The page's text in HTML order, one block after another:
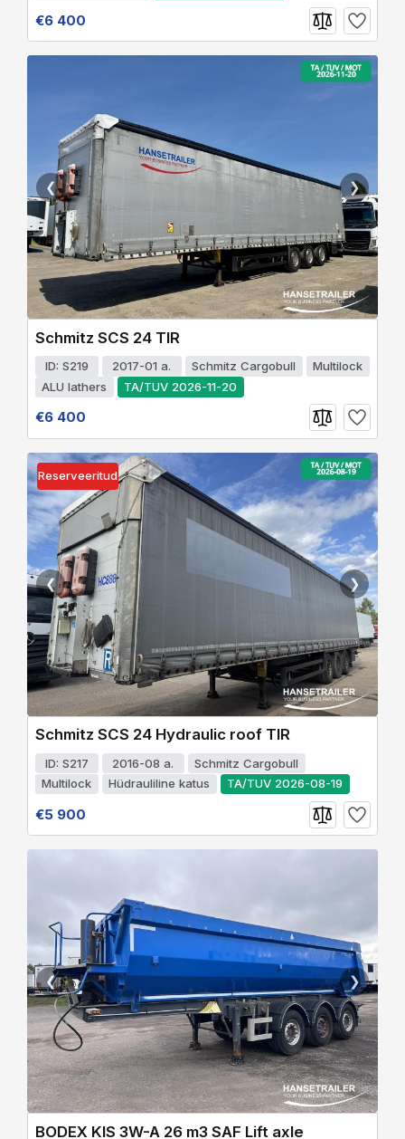
€6 400
❮ ❯
Schmitz SCS 24 TIR
ID: S219 2017-01 a. Schmitz Cargobull
Multilock
ALU lathers
TA/TUV 2026-11-20
€6 400
Reserveeritud
❮ ❯
Schmitz SCS 24 Hydraulic roof TIR
ID: S217 2016-08 a.
Schmitz Cargobull
Multilock
Hüdrauliline katus TA/TUV 2026-08-19
€5 900
❮ ❯
BODEX KIS 3W-A 26 m3 SAF Lift axle